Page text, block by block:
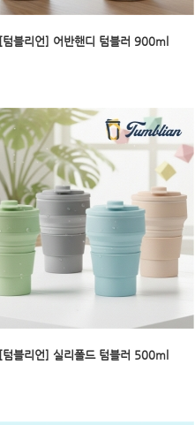
[텀블리언] 어반핸디 텀블러 900ml
[텀블리언] 실리폴드 텀블러 500ml